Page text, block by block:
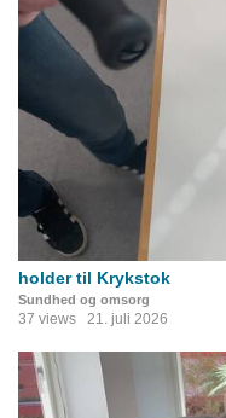
holder til Krykstok
Sundhed og omsorg
37 views 21. juli 2026